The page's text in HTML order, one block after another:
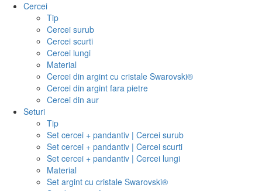
Cercei
Tip
Cercei surub
Cercei scurti
Cercei lungi
Material
Cercei din argint cu cristale Swarovski®
Cercei din argint fara pietre
Cercei din aur
Seturi
Tip
Set cercei + pandantiv | Cercei surub
Set cercei + pandantiv | Cercei scurti
Set cercei + pandantiv | Cercei lungi
Material
Set argint cu cristale Swarovski®